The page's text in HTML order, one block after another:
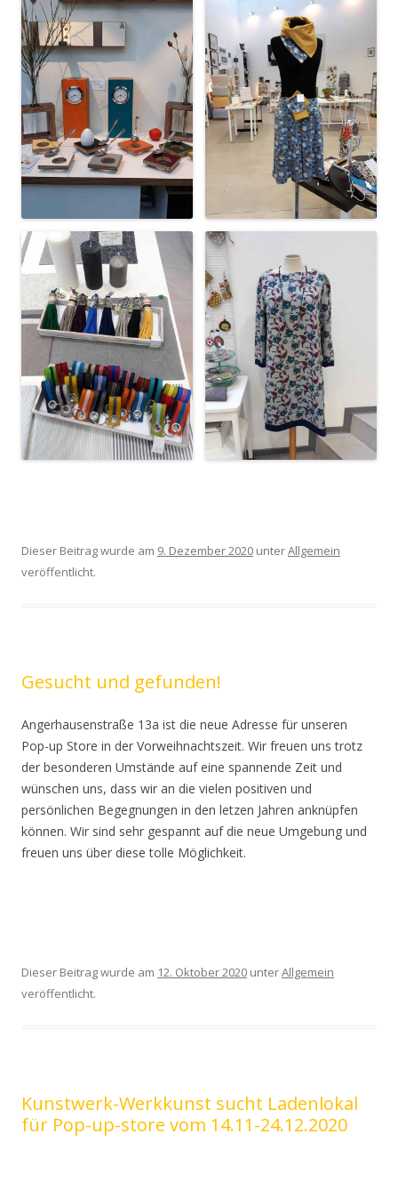
Dieser Beitrag wurde am 9. Dezember 2020 unterAllgemein
veröffentlicht.
Gesucht und gefunden!
Angerhausenstraße 13a ist die neue Adresse für unseren
Pop-up Store in der Vorweihnachtszeit. Wir freuen uns trotz
der besonderen Umstände auf eine spannende Zeit und
wünschen uns, dass wir an die vielen positiven und
persönlichen Begegnungen in den letzen Jahren anknüpfen
können. Wir sind sehr gespannt auf die neue Umgebung und
freuen uns über diese tolle Möglichkeit.
Dieser Beitrag wurde am 12. Oktober 2020 unterAllgemein
veröffentlicht.
Kunstwerk-Werkkunst sucht Ladenlokal
für Pop-up-store vom 14.11-24.12.2020